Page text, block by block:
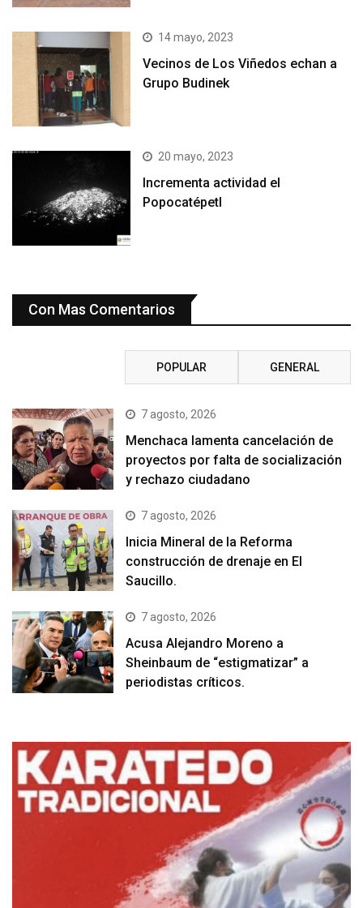
14 mayo, 2023
Vecinos de Los Viñedos echan a
Grupo Budinek
20 mayo, 2023
Incrementa actividad el
Popocatépetl
Con Mas Comentarios
POPULAR GENERAL
7 agosto, 2026
Menchaca lamenta cancelación de
proyectos por falta de socialización
y rechazo ciudadano
7 agosto, 2026
Inicia Mineral de la Reforma
construcción de drenaje en El
Saucillo.
7 agosto, 2026
Acusa Alejandro Moreno a
Sheinbaum de “estigmatizar” a
periodistas críticos.